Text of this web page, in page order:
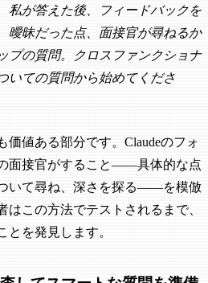
私が答えた後、フィードバックを
曖昧だった点、面接官が尋ねるか
プの質問。クロスファンクショナ
いての質問から始めてくださ
価値ある部分です。Claudeのフォ
面接官がすること——具体的な点
いて尋ね、深さを探る——を模倣
はこの方法でテストされるまで、
とを発見します。